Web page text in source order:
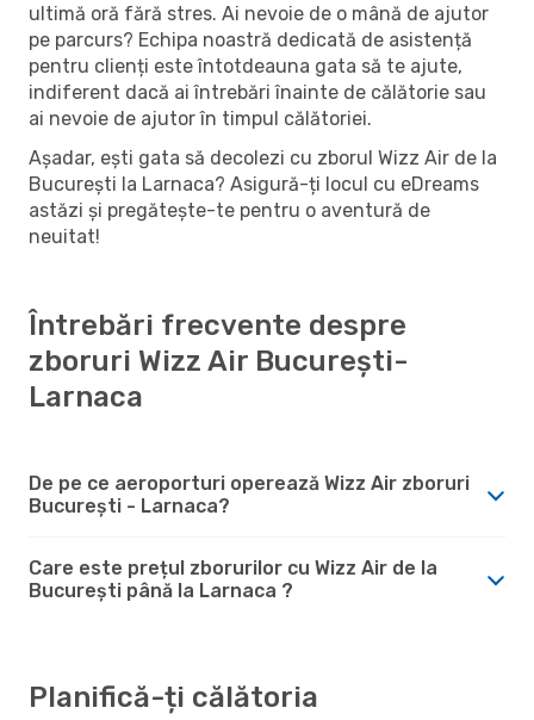
ultimă oră fără stres. Ai nevoie de o mână de ajutor
pe parcurs? Echipa noastră dedicată de asistență
pentru clienți este întotdeauna gata să te ajute,
indiferent dacă ai întrebări înainte de călătorie sau
ai nevoie de ajutor în timpul călătoriei.
Așadar, ești gata să decolezi cu zborul Wizz Air de la
București la Larnaca? Asigură-ți locul cu eDreams
astăzi și pregătește-te pentru o aventură de
neuitat!
Întrebări frecvente despre
zboruri Wizz Air București-
Larnaca
De pe ce aeroporturi operează Wizz Air zboruri
București - Larnaca?
Care este prețul zborurilor cu Wizz Air de la
București până la Larnaca ?
Planifică-ți călătoria